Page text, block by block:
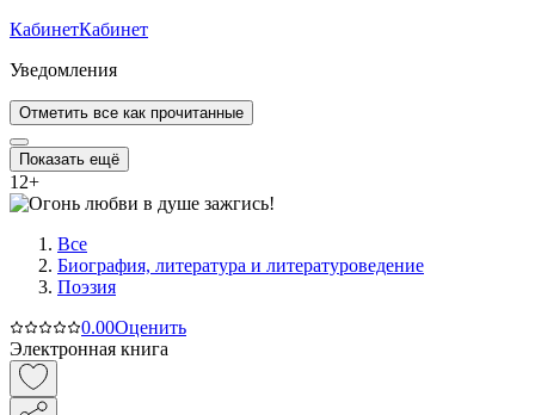
КабинетКабинет
Уведомления
Отметить все как прочитанные
Показать ещё
12+
Все
Биография, литература и литературоведение
Поэзия
0.00Оценить
Электронная книга